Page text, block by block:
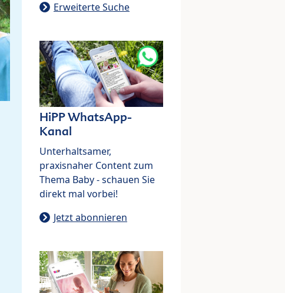
Erweiterte Suche
HiPP WhatsApp-
Kanal
Unterhaltsamer,
praxisnaher Content zum
Thema Baby - schauen Sie
direkt mal vorbei!
Jetzt abonnieren